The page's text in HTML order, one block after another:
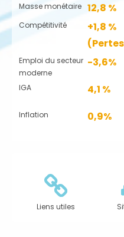
Masse monétaire 12,8 %
Compétitivité
+1,8 %
Emploi du secteur
moderne
-3,6%
IGA 4,1 %
Inflation
0,9%
Liens utiles